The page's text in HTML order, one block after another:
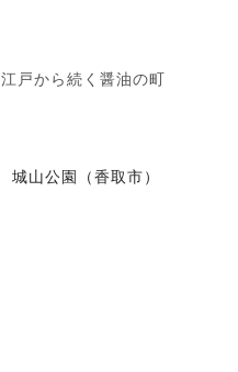
江戸から続く醤油の町
城山公園（香取市）